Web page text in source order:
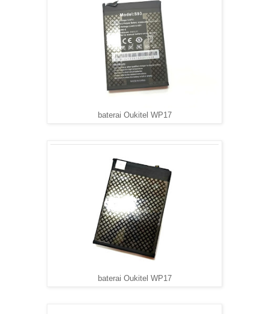
baterai Oukitel WP17
baterai Oukitel WP17